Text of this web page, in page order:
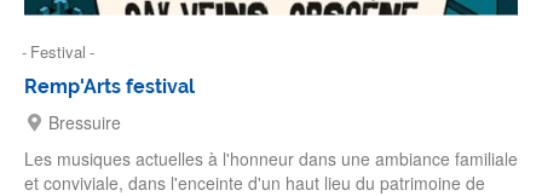
Festival
Remp'Arts festival
Bressuire
Les musiques actuelles à l'honneur dans une ambiance familiale
et conviviale, dans l'enceinte d'un haut lieu du patrimoine de